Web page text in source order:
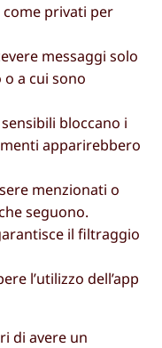
privati per
messaggi solo
a cui sono
bloccano i
apparirebbero
menzionati o
seguono.
il filtraggio
l’utilizzo dell’app
di avere un